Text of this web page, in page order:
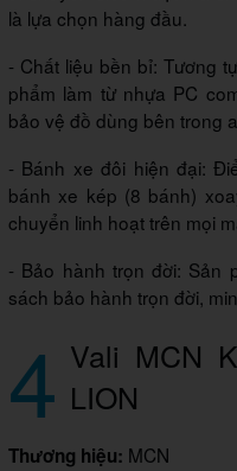
là lựa chọn hàng đầu.
- Chất liệu bền bỉ: Tương
phẩm làm từ nhựa PC
bảo vệ đồ dùng bên trong
- Bánh xe đôi hiện đại:
bánh xe kép (8 bánh)
chuyển linh hoạt trên mọi
- Bảo hành trọn đời: Sản
sách bảo hành trọn đời,
4 Vali MCN
LION
Thương hiệu: MCN